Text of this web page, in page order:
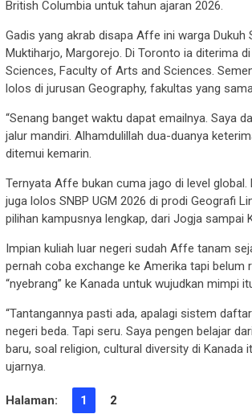
British Columbia untuk tahun ajaran 2026.
Gadis yang akrab disapa Affe ini warga Dukuh
Muktiharjo, Margorejo. Di Toronto ia diterima
Sciences, Faculty of Arts and Sciences.
lolos di jurusan Geography, fakultas yang sama.
“Senang banget waktu dapat emailnya. Saya
jalur mandiri. Alhamdulillah dua-duanya
ditemui kemarin.
Ternyata Affe bukan cuma jago di level global.
juga lolos SNBP UGM 2026 di prodi Geografi
pilihan kampusnya lengkap, dari Jogja sampai
Impian kuliah luar negeri sudah Affe tanam
pernah coba exchange ke Amerika tapi belum
“nyebrang” ke Kanada untuk wujudkan mimpi
“Tantangannya pasti ada, apalagi sistem
negeri beda. Tapi seru. Saya pengen belajar
baru, soal religion, cultural diversity di Kanada
ujarnya.
Halaman: 1 2